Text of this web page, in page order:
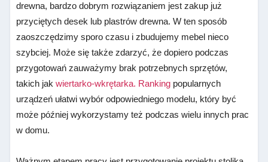
drewna, bardzo dobrym rozwiązaniem jest zakup już
przyciętych desek lub plastrów drewna. W ten sposób
zaoszczędzimy sporo czasu i zbudujemy mebel nieco
szybciej. Może się także zdarzyć, że dopiero podczas
przygotowań zauważymy brak potrzebnych sprzętów,
takich jakwiertarko-wkrętarka. Ranking popularnych
urządzeń ułatwi wybór odpowiedniego modelu, który być
może później wykorzystamy też podczas wielu innych prac
w domu.